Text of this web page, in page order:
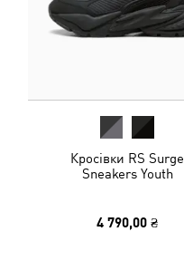
Кросівки RS Surge
Sneakers Youth
4 790,00 ₴